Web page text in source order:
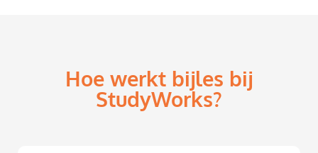
Hoe werkt bijles bij
StudyWorks?